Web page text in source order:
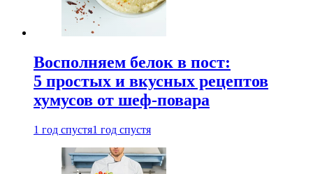
Восполняем белок в пост:
5 простых и вкусных рецептов
хумусов от шеф-повара
1 год спустя1 год спустя